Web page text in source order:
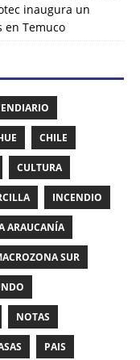
inaugura un
en Temuco
CHILE
CULTURA
INCENDIO
ARAUCANÍA
SUR
NOTAS
PAIS